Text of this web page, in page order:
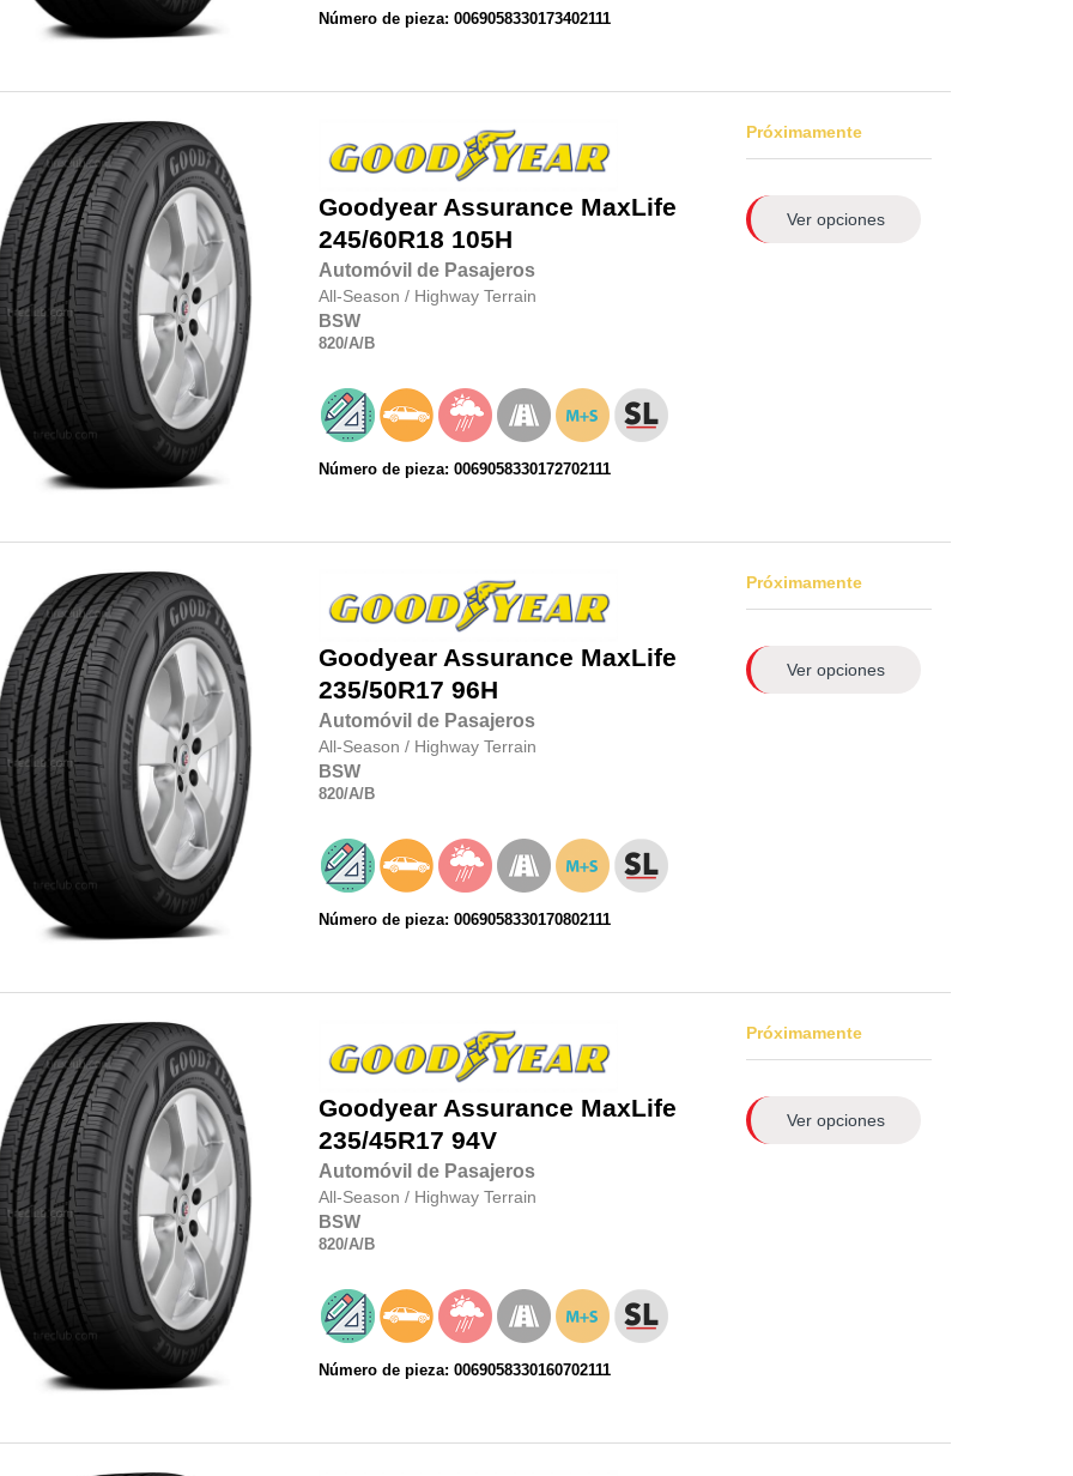
Número de pieza: 0069058330173402111
Goodyear Assurance MaxLife
245/60R18 105H
Automóvil de Pasajeros
All-Season / Highway Terrain
BSW
820/A/B
Número de pieza: 0069058330172702111
Próximamente
Ver opciones
Goodyear Assurance MaxLife
235/50R17 96H
Automóvil de Pasajeros
All-Season / Highway Terrain
BSW
820/A/B
Número de pieza: 0069058330170802111
Próximamente
Ver opciones
Goodyear Assurance MaxLife
235/45R17 94V
Automóvil de Pasajeros
All-Season / Highway Terrain
BSW
820/A/B
Número de pieza: 0069058330160702111
Próximamente
Ver opciones